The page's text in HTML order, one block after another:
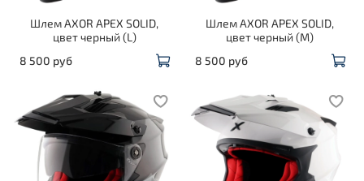
Шлем AXOR APEX SOLID,
цвет черный (L)
8 500 руб
Шлем AXOR APEX SOLID,
цвет черный (M)
8 500 руб